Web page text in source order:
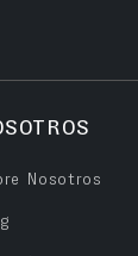
Nosotros